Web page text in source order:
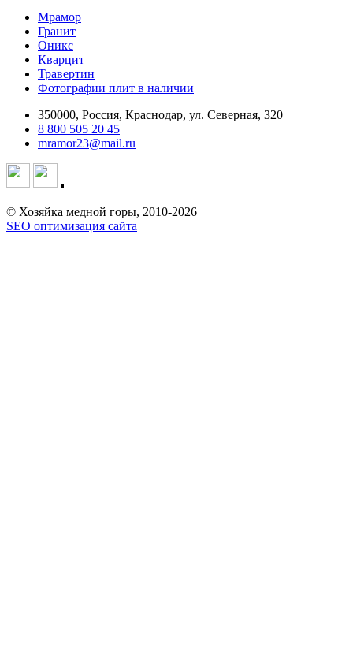
Мрамор
Гранит
Оникс
Кварцит
Травертин
Фотографии плит в наличии
350000, Россия, Краснодар, ул. Северная, 320
8 800 505 20 45
mramor23@mail.ru
© Хозяйка медной горы, 2010-2026
SEO оптимизация сайта